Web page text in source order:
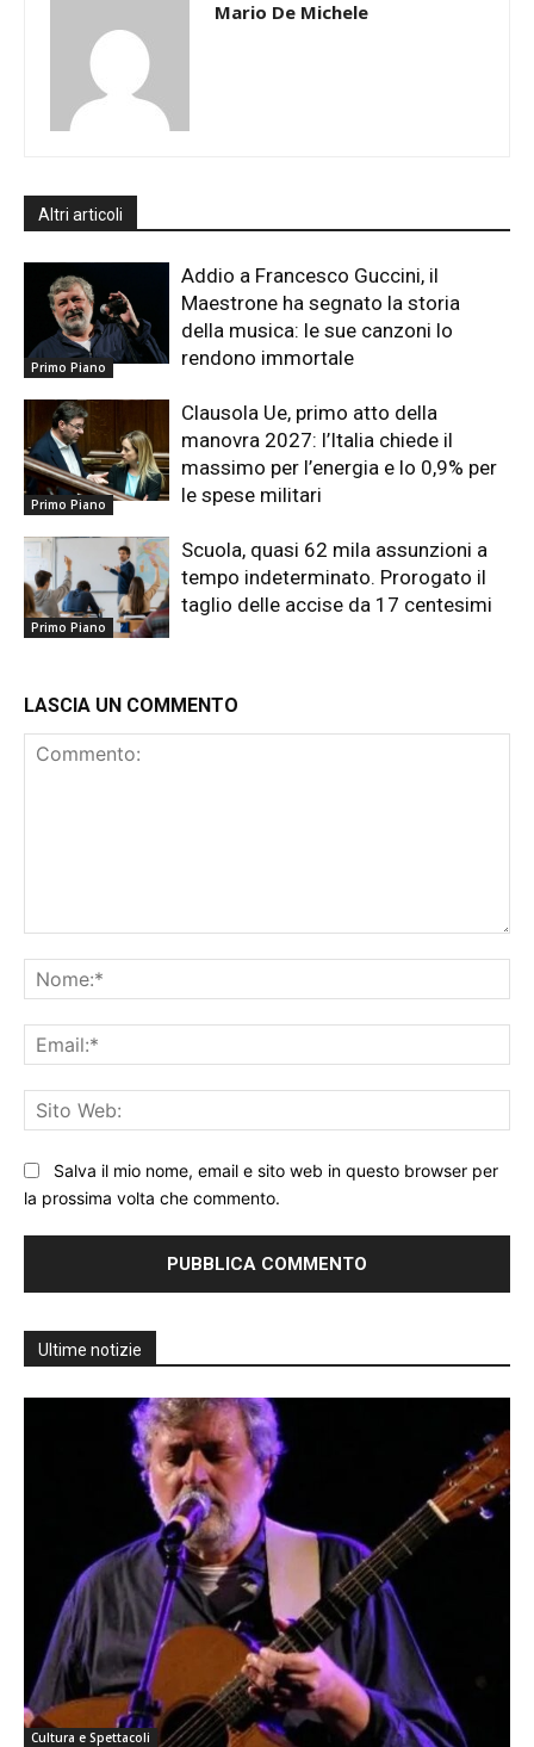
Mario De Michele
Altri articoli
Primo Piano
Addio a Francesco Guccini, il
Maestrone ha segnato la storia
della musica: le sue canzoni lo
rendono immortale
Primo Piano
Clausola Ue, primo atto della
manovra 2027: l’Italia chiede il
massimo per l’energia e lo 0,9% per
le spese militari
Primo Piano
Scuola, quasi 62 mila assunzioni a
tempo indeterminato. Prorogato il
taglio delle accise da 17 centesimi
LASCIA UN COMMENTO
Salva il mio nome, email e sito web in questo browser per
la prossima volta che commento.
Ultime notizie
Cultura e Spettacoli